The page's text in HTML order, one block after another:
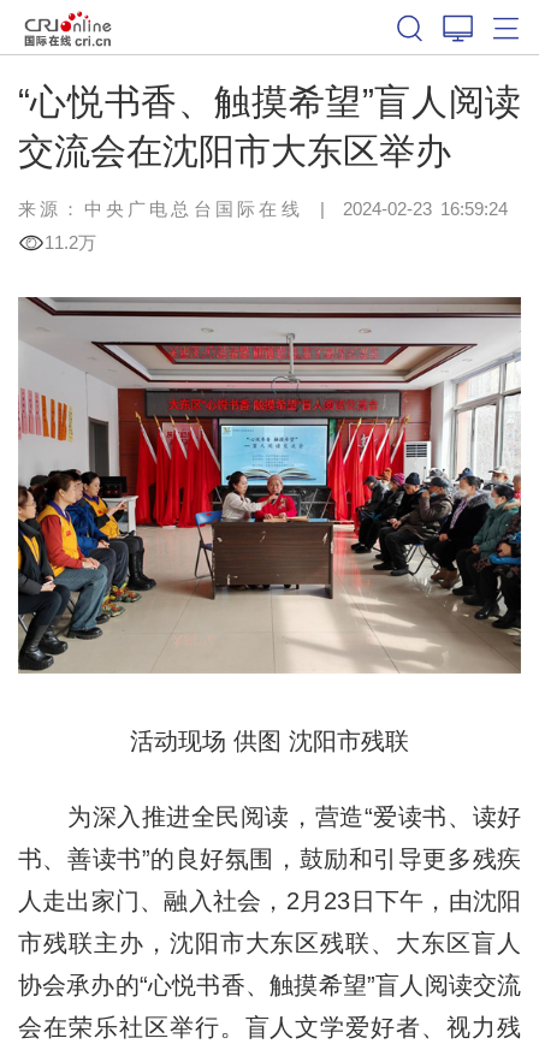
“心悦书香、触摸希望”盲人阅读
交流会在沈阳市大东区举办
来源：中央广电总台国际在线 | 2024-02-23 16:59:24
11.2万
活动现场 供图 沈阳市残联
为深入推进全民阅读，营造“爱读书、读好
书、善读书”的良好氛围，鼓励和引导更多残疾
人走出家门、融入社会，2月23日下午，由沈阳
市残联主办，沈阳市大东区残联、大东区盲人
协会承办的“心悦书香、触摸希望”盲人阅读交流
会在荣乐社区举行。盲人文学爱好者、视力残